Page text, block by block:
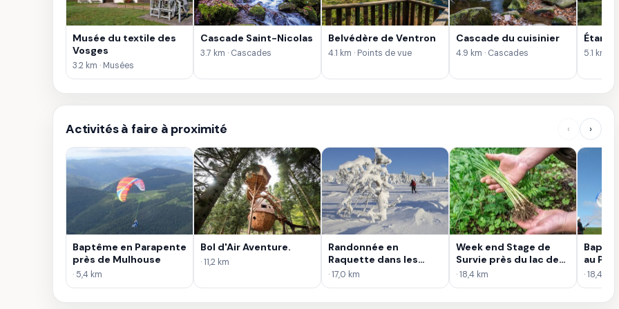
Musée du textile des
Vosges
3.2 km · Musées
Cascade Saint-Nicolas
3.7 km · Cascades
Belvédère de Ventron
4.1 km · Points de vue
Cascade du cuisinier
4.9 km · Cascades
Étang
5.1 km ·
Activités à faire à proximité ‹ ›
Baptême en Parapente
près de Mulhouse
· 5,4 km
Bol d'Air Aventure.
· 11,2 km
Randonnée en
Raquette dans les
Vosges
· 17,0 km
Week end Stage de
Survie près du lac de
Gérardmer
· 18,4 km
au
· 18,4 km